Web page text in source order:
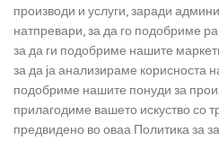
производи и услуги, заради
натпревари, за да го подобриме
за да ги подобриме нашите
за да ја анализираме корисноста
подобриме нашите понуди за
прилагодиме вашето искуство со
предвидено во оваа Политика за